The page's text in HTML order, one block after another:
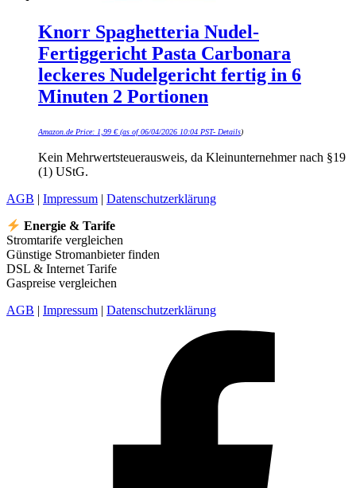
Knorr Spaghetteria Nudel-
Fertiggericht Pasta Carbonara
leckeres Nudelgericht fertig in 6
Minuten 2 Portionen
Amazon.de Price: 1,99 €(as of 06/04/2026 10:04 PST- Details)
Kein Mehrwertsteuerausweis, da Kleinunternehmer nach §19
(1) UStG.
AGB | Impressum | Datenschutzerklärung
Energie & Tarife
Stromtarife vergleichen
Günstige Stromanbieter finden
DSL & Internet Tarife
Gaspreise vergleichen
AGB | Impressum | Datenschutzerklärung